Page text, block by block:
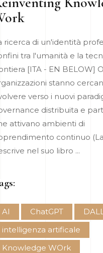
ricerca di un'identità
tra l'umanità e la
[ITA - EN BELOW]
stanno
verso i nuovi
distribuita e
attivano ambienti di
continuo
nel suo libro
AI ChatGPT
intelligenza artificale
Knowledge WOrk